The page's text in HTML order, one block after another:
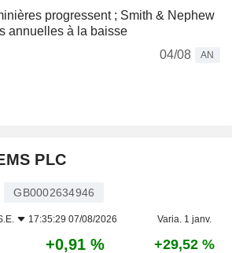
progressent ; Smith & Nephew
annuelles à la baisse
04/08
AN
PLC
GB0002634946
17:35:29 07/08/2026 Varia. 1 janv.
+0,91 % +29,52 %